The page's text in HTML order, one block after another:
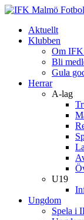
Aktuellt
Klubben
Om
Bli
Gula
Herrar
A-lag
U19
Ungdom
Spela i